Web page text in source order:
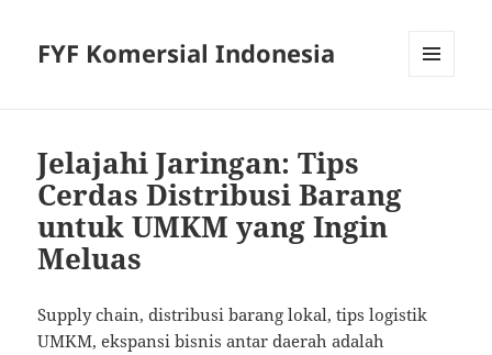
FYF Komersial Indonesia
Jelajahi Jaringan: Tips
Cerdas Distribusi Barang
untuk UMKM yang Ingin
Meluas
Supply chain, distribusi barang lokal, tips logistik
UMKM, ekspansi bisnis antar daerah adalah